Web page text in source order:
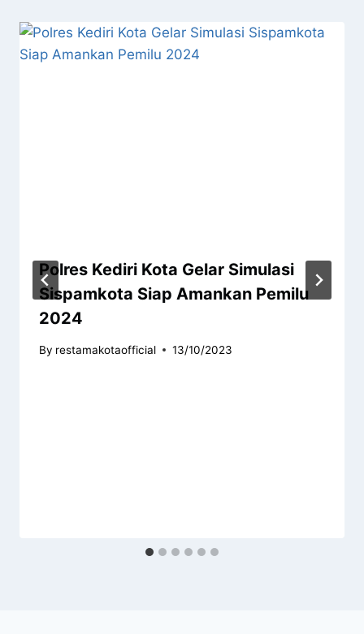
Polres Kediri Kota Gelar Simulasi
Sispamkota Siap Amankan Pemilu
2024
By restamakotaofficial 13/10/2023